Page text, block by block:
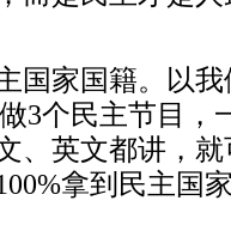
国家国籍。以
3个民主节目，
、英文都讲，
拿到民主国